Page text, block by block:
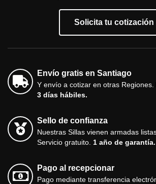
Solicita tu cotización
Envío gratis en Santiago
Y envío a cotizar en otras
3 días hábiles.
Sello de confianza
Nuestras Sillas vienen armadas
Servicio gratuito. 1 año de garantía.
Pago al recepcionar
Pago mediante transferencia